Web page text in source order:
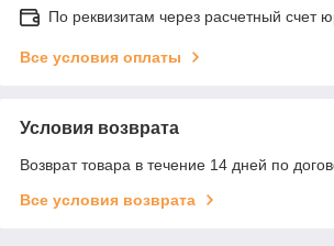
По реквизитам через расчетный счет
Все условия оплаты
Условия возврата
Возврат товара в течение 14 дней по
Все условия возврата